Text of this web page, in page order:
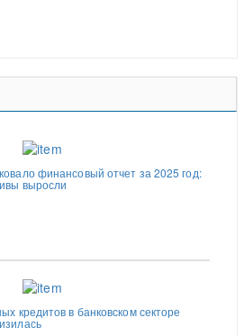
финансовый отчет за 2025 год:
выросли
кредитов в банковском секторе